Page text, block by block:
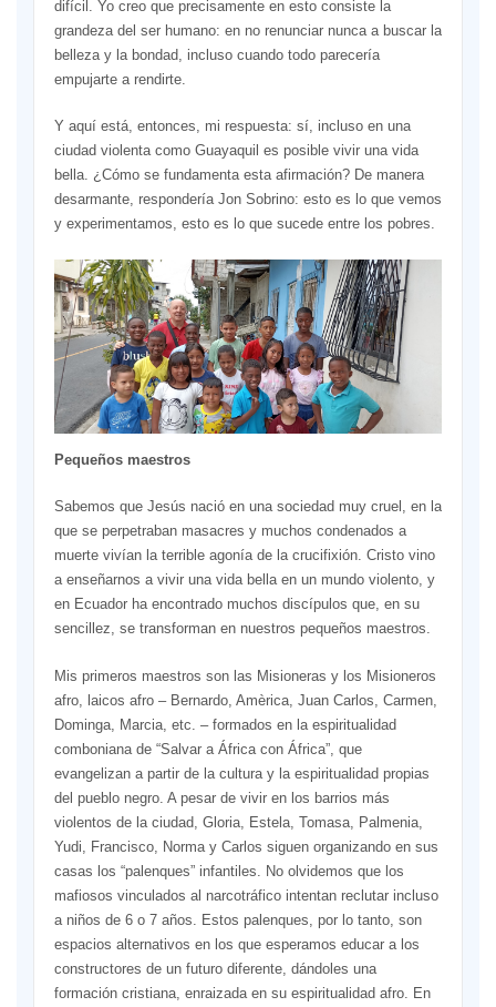
difícil. Yo creo que precisamente en esto consiste la
grandeza del ser humano: en no renunciar nunca a buscar la
belleza y la bondad, incluso cuando todo parecería
empujarte a rendirte.
Y aquí está, entonces, mi respuesta: sí, incluso en una
ciudad violenta como Guayaquil es posible vivir una vida
bella. ¿Cómo se fundamenta esta afirmación? De manera
desarmante, respondería Jon Sobrino: esto es lo que vemos
y experimentamos, esto es lo que sucede entre los pobres.
Pequeños maestros
Sabemos que Jesús nació en una sociedad muy cruel, en la
que se perpetraban masacres y muchos condenados a
muerte vivían la terrible agonía de la crucifixión. Cristo vino
a enseñarnos a vivir una vida bella en un mundo violento, y
en Ecuador ha encontrado muchos discípulos que, en su
sencillez, se transforman en nuestros pequeños maestros.
Mis primeros maestros son las Misioneras y los Misioneros
afro, laicos afro – Bernardo, Amèrica, Juan Carlos, Carmen,
Dominga, Marcia, etc. – formados en la espiritualidad
comboniana de “Salvar a África con África”, que
evangelizan a partir de la cultura y la espiritualidad propias
del pueblo negro. A pesar de vivir en los barrios más
violentos de la ciudad, Gloria, Estela, Tomasa, Palmenia,
Yudi, Francisco, Norma y Carlos siguen organizando en sus
casas los “palenques” infantiles. No olvidemos que los
mafiosos vinculados al narcotráfico intentan reclutar incluso
a niños de 6 o 7 años. Estos palenques, por lo tanto, son
espacios alternativos en los que esperamos educar a los
constructores de un futuro diferente, dándoles una
formación cristiana, enraizada en su espiritualidad afro. En